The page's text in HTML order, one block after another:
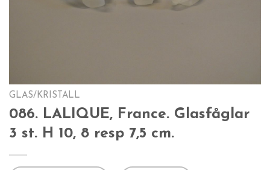
GLAS/KRISTALL
086. LALIQUE, France. Glasfåglar
3 st. H 10, 8 resp 7,5 cm.